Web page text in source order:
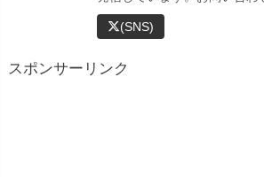
(SNS)
スポンサーリンク